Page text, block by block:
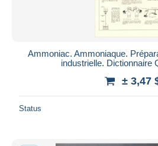
Ammoniac. Ammoniaque.
industrielle. Dictionnaire
± 3,47
Status